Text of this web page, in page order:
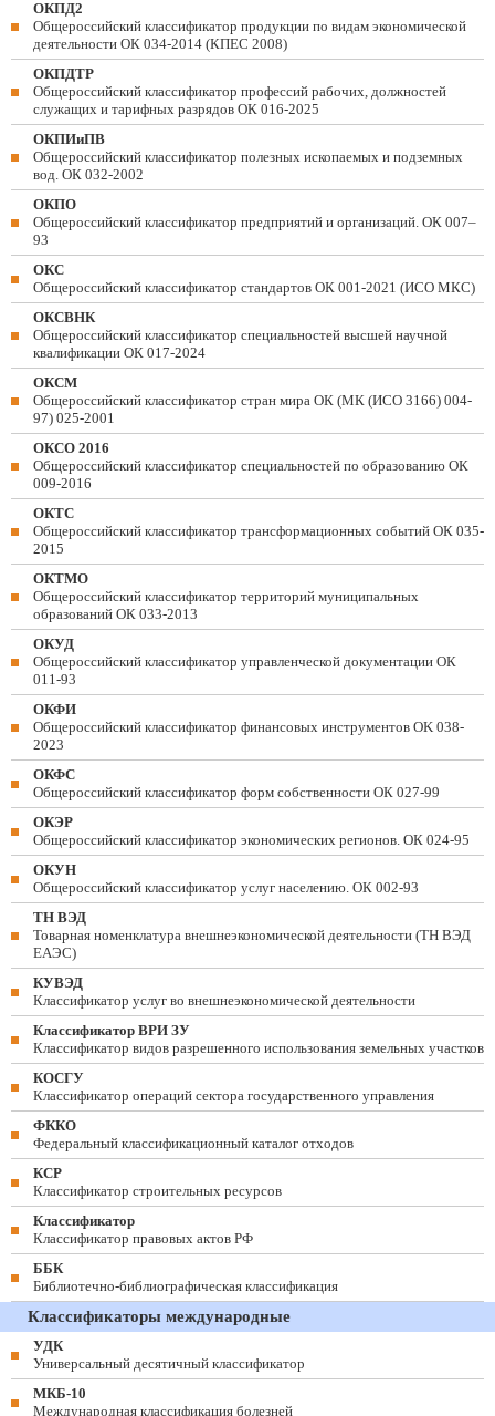
ОКПД2
Общероссийский классификатор продукции по видам экономической
деятельности ОК 034-2014 (КПЕС 2008)
ОКПДТР
Общероссийский классификатор профессий рабочих, должностей
служащих и тарифных разрядов ОК 016-2025
ОКПИиПВ
Общероссийский классификатор полезных ископаемых и подземных
вод. ОК 032-2002
ОКПО
Общероссийский классификатор предприятий и организаций. ОК 007–
93
ОКС
Общероссийский классификатор стандартов ОК 001-2021 (ИСО МКС)
ОКСВНК
Общероссийский классификатор специальностей высшей научной
квалификации ОК 017-2024
ОКСМ
Общероссийский классификатор стран мира ОК (МК (ИСО 3166) 004-
97) 025-2001
ОКСО 2016
Общероссийский классификатор специальностей по образованию ОК
009-2016
ОКТС
Общероссийский классификатор трансформационных событий ОК 035-
2015
ОКТМО
Общероссийский классификатор территорий муниципальных
образований ОК 033-2013
ОКУД
Общероссийский классификатор управленческой документации ОК
011-93
ОКФИ
Общероссийский классификатор финансовых инструментов OK 038-
2023
ОКФС
Общероссийский классификатор форм собственности ОК 027-99
ОКЭР
Общероссийский классификатор экономических регионов. ОК 024-95
ОКУН
Общероссийский классификатор услуг населению. ОК 002-93
ТН ВЭД
Товарная номенклатура внешнеэкономической деятельности (ТН ВЭД
ЕАЭС)
КУВЭД
Классификатор услуг во внешнеэкономической деятельности
Классификатор ВРИ ЗУ
Классификатор видов разрешенного использования земельных участков
КОСГУ
Классификатор операций сектора государственного управления
ФККО
Федеральный классификационный каталог отходов
КСР
Классификатор строительных ресурсов
Классификатор
Классификатор правовых актов РФ
ББК
Библиотечно-библиографическая классификация
Классификаторы международные
УДК
Универсальный десятичный классификатор
МКБ-10
Международная классификация болезней